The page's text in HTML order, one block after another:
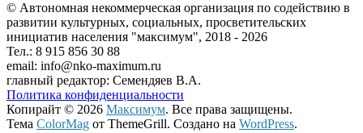
© Автономная некоммерческая организация по содействию в
развитии культурных, социальных, просветительских
инициатив населения "максимум", 2018 - 2026
Тел.: 8 915 856 30 88
email: info@nko-maximum.ru
главный редактор: Семендяев В.А.
Политика конфиденциальности
Копирайт © 2026 Максимум. Все права защищены.
Тема ColorMag от ThemeGrill. Создано на WordPress.